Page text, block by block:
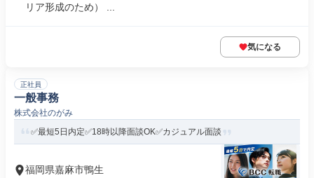
リア形成のため） ...
気になる
正社員
一般事務
株式会社のがみ
✅最短5日内定✅18時以降面談OK✅カジュアル面談
福岡県嘉麻市鴨生